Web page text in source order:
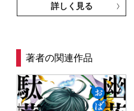
詳しく見る
著者の関連作品